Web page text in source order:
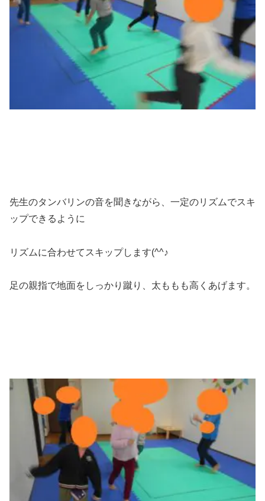
先生のタンバリンの音を聞きながら、一定のリズムでスキ
ップできるように
リズムに合わせてスキップします(^^♪
足の親指で地面をしっかり蹴り、太ももも高くあげます。